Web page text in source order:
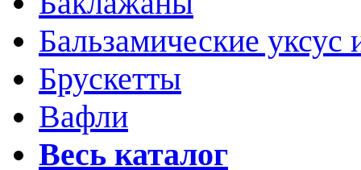
Бальзамические уксус
Брускетты
Вафли
Весь каталог